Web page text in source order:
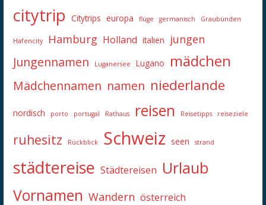
citytrip Citytrips europa flüge germanisch Graubünden
Hafencity Hamburg Holland italien jungen
Jungennamen Luganersee Lugano mädchen
Mädchennamen namen niederlande
nordisch porto portugal Rathaus reisen Reisetipps reiseziele
ruhesitz Rückblick Schweiz seen strand
städtereise Städtereisen Urlaub
Vornamen Wandern österreich